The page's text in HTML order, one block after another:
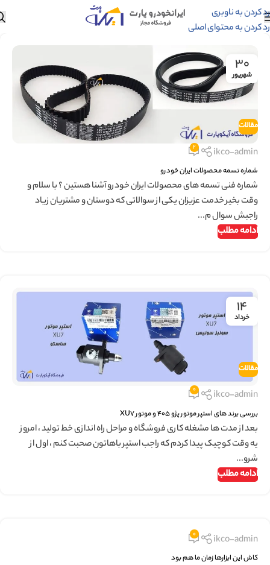
رد کردن به ناوبری
رد کردن به محتوای اصلی
۳۰
شهریور
مقالات
ikco-admin
2
شماره تسمه محصولات ایران خودرو
شماره فنی تسمه های محصولات ایران خودرو آشنا هستین ؟ با سلام و
وقت بخیر خدمت عزیزان یکی از سوالاتی که دوستان و مشتریان زیاد
راجبش سوال م...
ادامه مطلب
۱۴
خرداد
مقالات
ikco-admin
0
بررسی برند های استپر موتور پژو 405 و موتور XU7
بعد از مدت ها مشغله کاری فروشگاه و مراحل راه اندازی خط تولید ، امروز
یه وقت کوچیک پیدا کردم که راجب استپر باهاتون صحبت کنم ، اول از
شرو...
ادامه مطلب
ikco-admin
0
کاش این ابزارها زمان ما هم بود